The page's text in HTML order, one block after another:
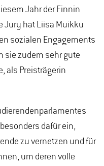
Jahr der Finnin
Jury hat Liisa Muikku
sozialen Engagements
sie zudem sehr gute
als Preisträgerin
dafür ein,
zu vernetzen und für
um deren volle